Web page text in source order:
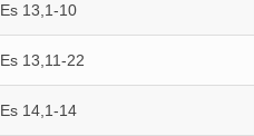
Es 13,1-10
Es 13,11-22
Es 14,1-14